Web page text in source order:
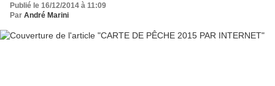
Publié le 16/12/2014 à 11:09
Par André Marini